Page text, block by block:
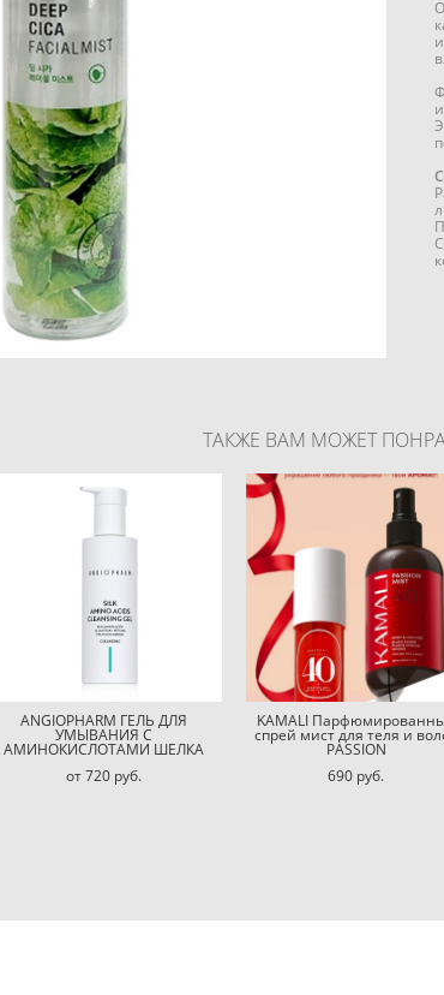
ТАКЖЕ ВАМ МОЖЕТ
ANGIOPHARM ГЕЛЬ ДЛЯ
УМЫВАНИЯ С
АМИНОКИСЛОТАМИ ШЕЛКА
от 720 pуб.
KAMALI
спрей мист для теля и
PASSION
690 pуб.